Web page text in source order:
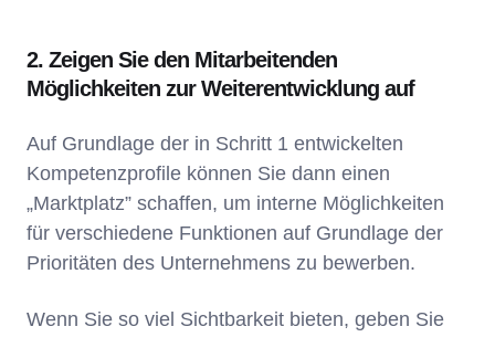
2. Zeigen Sie den Mitarbeitenden
Möglichkeiten zur Weiterentwicklung auf
Auf Grundlage der in Schritt 1 entwickelten
Kompetenzprofile können Sie dann einen
„Marktplatz” schaffen, um interne Möglichkeiten
für verschiedene Funktionen auf Grundlage der
Prioritäten des Unternehmens zu bewerben.
Wenn Sie so viel Sichtbarkeit bieten, geben Sie